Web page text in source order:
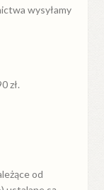
wysyłamy
zł.
od